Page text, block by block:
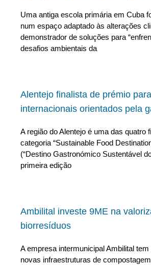
Uma antiga escola primária em Cuba
num espaço adaptado às alterações
demonstrador de soluções para
desafios ambientais da
Alentejo finalista de prémio
internacionais orientados pela
A região do Alentejo é uma das quatro
categoria “Sustainable Food
(“Destino Gastronómico Sustentável
primeira edição
Ambilital investe 9ME na
biorresíduos
A empresa intermunicipal Ambilital
novas infraestruturas de